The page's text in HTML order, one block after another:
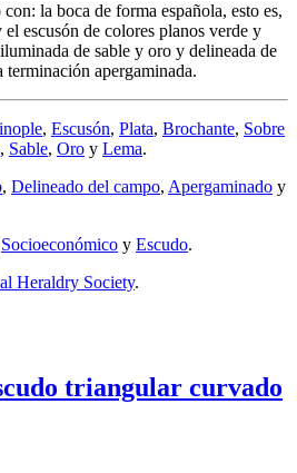
la boca de forma española, esto es,
escusón de colores planos verde y
de sable y oro y delineada de
apergaminada.
, Escusón, Plata, Brochante, Sobre
, Sable, Oro y Lema.
, Delineado del campo, Apergaminado y
Socioeconómico y Escudo.
Heraldry Society.
triangular curvado